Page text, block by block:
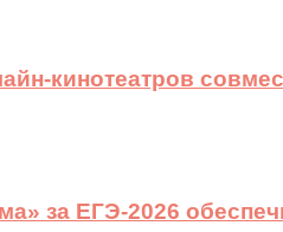
кинотеатров
за ЕГЭ-2026